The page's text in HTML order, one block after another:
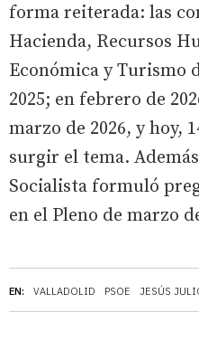
EN: VALLADOLID PSOE JESÚS
forma reiterada: las
Hacienda, Recursos
Económica y Turismo
2025; en febrero de
marzo de 2026, y hoy,
surgir el tema.
Socialista formuló
en el Pleno de marzo